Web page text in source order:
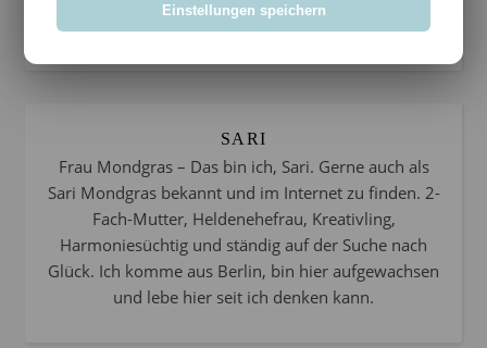
12 Kommentare
SARI
Frau Mondgras – Das bin ich, Sari. Gerne auch als
Sari Mondgras bekannt und im Internet zu finden. 2-
Fach-Mutter, Heldenehefrau, Kreativling,
Harmoniesüchtig und ständig auf der Suche nach
Glück. Ich komme aus Berlin, bin hier aufgewachsen
und lebe hier seit ich denken kann.
Einstellungen speichern